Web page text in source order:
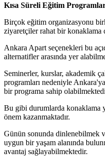
Kısa Süreli Eğitim
Birçok eğitim organizasyonu
ziyaretçiler rahat bir konaklama
Ankara Apart seçenekleri bu
alternatifler arasında yer
Seminerler, kurslar, akademik
programları nedeniyle
bir programa sahip
Bu gibi durumlarda konaklama
önem kazanmaktadır.
Günün sonunda dinlenebilmek
uygun bir yaşam alanında
avantaj sağlayabilmektedir.